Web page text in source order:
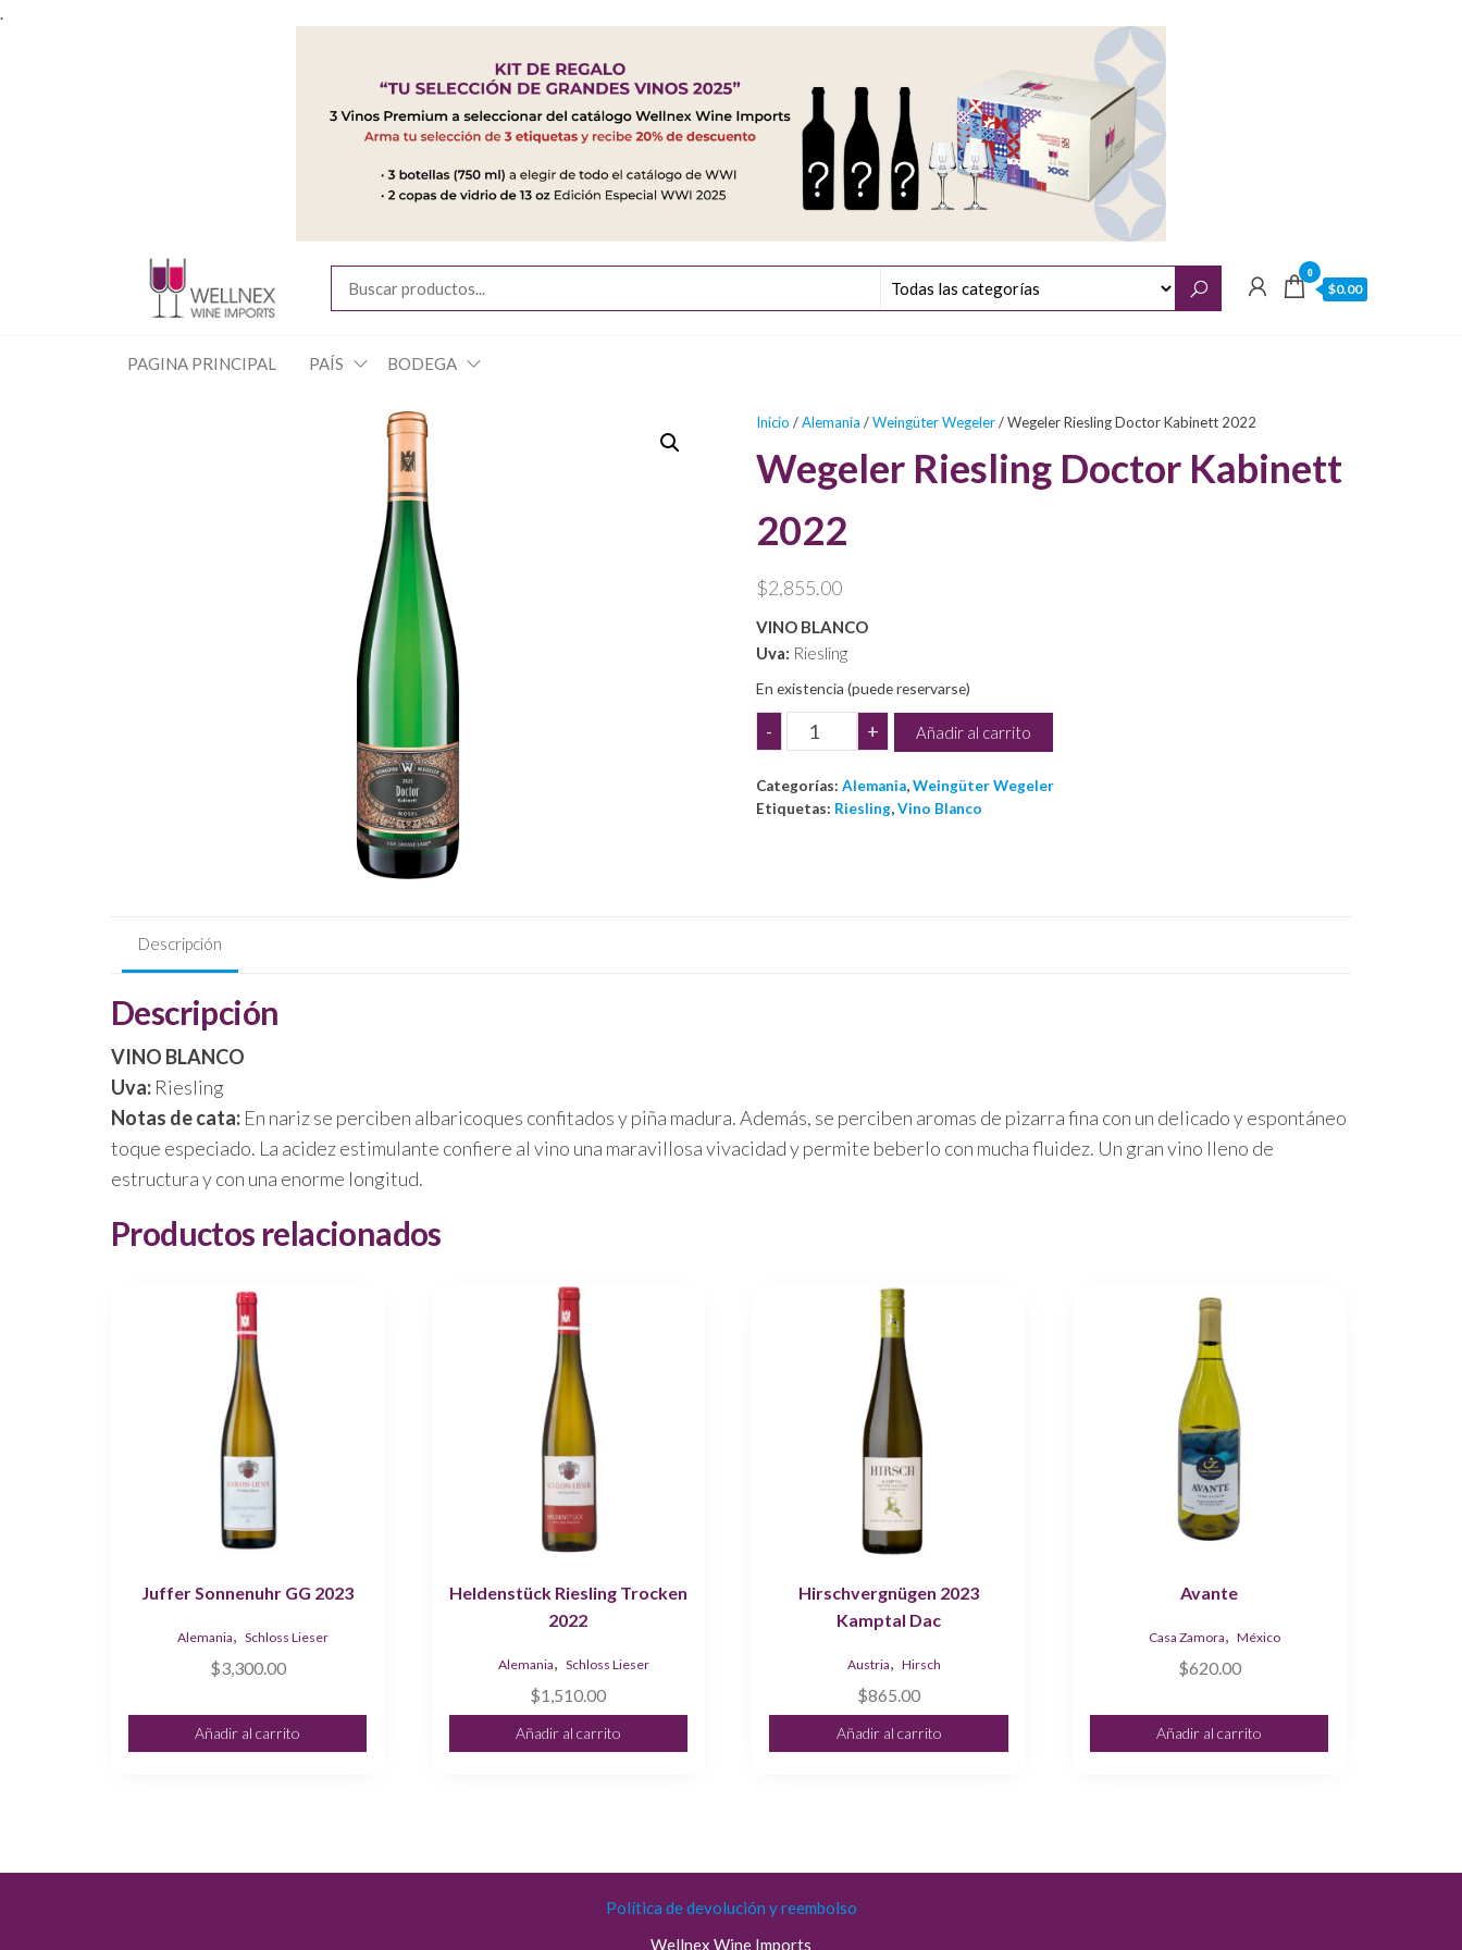
.
Wellnex
Wine
Shop
mejor
selección de
Wellnex Wine
mejor calidad y
variedad para
celebraciones.
¡Haz que cada
ocasión sea
especial con
nuestros
productos
excepcionales!
0
$0.00
PAGINA PRINCIPAL PAÍS BODEGA
Inicio /Alemania /Weingüter Wegeler/ Wegeler Riesling Doctor Kabinett 2022
Wegeler Riesling Doctor Kabinett
2022
$2,855.00
VINO BLANCO
Uva: Riesling
En existencia (puede reservarse)
-
Wegeler
Riesling
Doctor
Kabinett
+ Añadir al carrito
Categorías: Alemania,Weingüter Wegeler
Etiquetas: Riesling,Vino Blanco
Descripción
Descripción
VINO BLANCO
Uva: Riesling
Notas de cata: En nariz se perciben albaricoques confitados y piña madura. Además, se perciben aromas de pizarra fina con un delicado y espontáneo
toque especiado. La acidez estimulante confiere al vino una maravillosa vivacidad y permite beberlo con mucha fluidez. Un gran vino lleno de
estructura y con una enorme longitud.
Productos relacionados
Juffer Sonnenuhr GG 2023
Alemania, Schloss Lieser
$3,300.00
Añadir al carrito
Heldenstück Riesling Trocken
2022
Alemania, Schloss Lieser
$1,510.00
Añadir al carrito
Hirschvergnügen 2023
Kamptal Dac
Austria, Hirsch
$865.00
Añadir al carrito
Avante
Casa Zamora, México
$620.00
Añadir al carrito
Política de devolución y reembolso
Wellnex Wine Imports